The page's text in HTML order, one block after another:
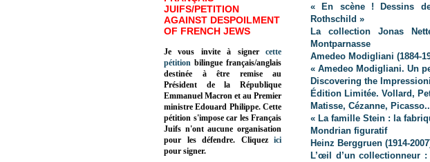
« En scène ! Dessins
Rothschild »
La collection Jonas
Montparnasse
Amedeo Modigliani (1884-
« Amedeo Modigliani. Un
Discovering the
Édition Limitée. Vollard,
Matisse, Cézanne,
« La famille Stein : la
Mondrian figuratif
Heinz Berggruen (1914-
L’œil d’un collectionneur
JUIFS/PETITION
AGAINST DESPOILMENT
OF FRENCH JEWS
Je vous invite à signer cette
pétition bilingue français/anglais
destinée à être remise au
Président de la République
Emmanuel Macron et au Premier
ministre Edouard Philippe. Cette
pétition s'impose car les Français
Juifs n'ont aucune organisation
pour les défendre. Cliquez
ici
pour signer.